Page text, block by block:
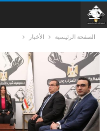
الصفحة الرئيسية الأخبار